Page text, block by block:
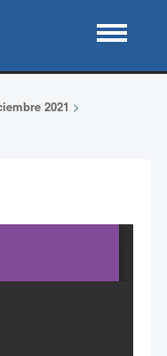
2021 >